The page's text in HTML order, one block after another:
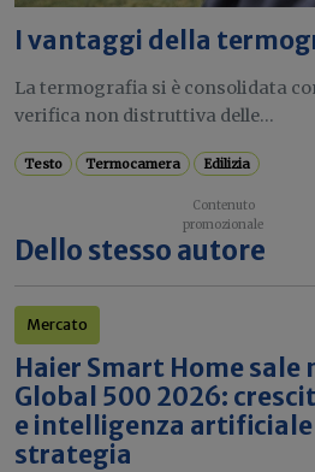
I vantaggi della
La termografia si è consolidata
verifica non distruttiva delle...
Testo Termocamera Edilizia
Dello stesso autore
Mercato
Haier Smart Home sale
Global 500 2026:
e intelligenza
strategia